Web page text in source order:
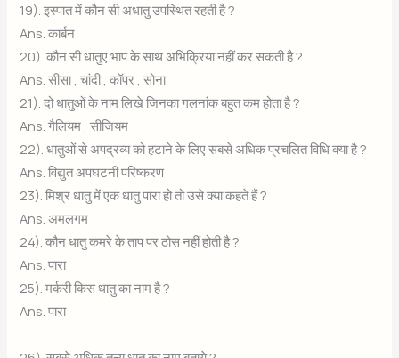
19). इस्पात में कौन सी अधातु उपस्थित रहती है ?
Ans. कार्बन
20). कौन सी धातुए भाप के साथ अभिक्रिया नहीं कर सकती है ?
Ans. सीसा , चांदी , कॉपर , सोना
21). दो धातुओं के नाम लिखे जिनका गलनांक बहुत कम होता है ?
Ans. गैलियम , सीजियम
22). धातुओं से अपद्रव्य को हटाने के लिए सबसे अधिक प्रचलित विधि क्या है ?
Ans. विद्युत अपघटनी परिष्करण
23). मिश्र धातु में एक धातु पारा हो तो उसे क्या कहते हैं ?
Ans. अमलगम
24). कौन धातु कमरे के ताप पर ठोस नहीं होती है ?
Ans. पारा
25). मर्करी किस धातु का नाम है ?
Ans. पारा